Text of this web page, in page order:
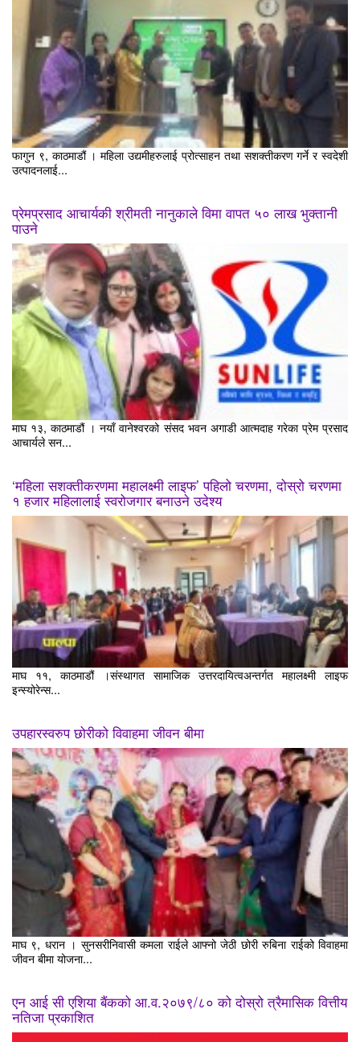
फागुन ९, काठमाडौं । महिला उद्यमीहरुलाई प्रोत्साहन तथा सशक्तीकरण गर्ने र स्वदेशी
उत्पादनलाई...
प्रेमप्रसाद आचार्यकी श्रीमती नानुकाले विमा वापत ५० लाख भुक्तानी
पाउने
माघ १३, काठमाडौं । नयाँ वानेश्वरको संसद भवन अगाडी आत्मदाह गरेका प्रेम प्रसाद
आचार्यले सन...
‘महिला सशक्तीकरणमा महालक्ष्मी लाइफ’ पहिलो चरणमा, दोस्रो चरणमा
१ हजार महिलालाई स्वरोजगार बनाउने उदेश्य
माघ ११, काठमाडौं ।संस्थागत सामाजिक उत्तरदायित्वअन्तर्गत महालक्ष्मी लाइफ
इन्स्योरेन्स...
उपहारस्वरुप छोरीको विवाहमा जीवन बीमा
माघ ९, धरान । सुनसरीनिवासी कमला राईले आफ्नो जेठी छोरी रुबिना राईको विवाहमा
जीवन बीमा योजना...
एन आई सी एशिया बैंकको आ.व.२०७९/८० को दोस्रो त्रैमासिक वित्तीय
नतिजा प्रकाशित